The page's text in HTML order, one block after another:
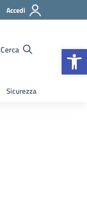
Accedi
Cerca
Sicurezza